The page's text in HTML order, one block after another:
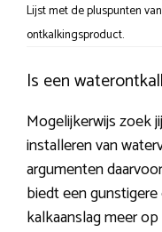
Lijst met de pluspunten
ontkalkingsproduct.
Is een
Mogelijkerwijs zoek
installeren van
argumenten
biedt een
kalkaanslag meer